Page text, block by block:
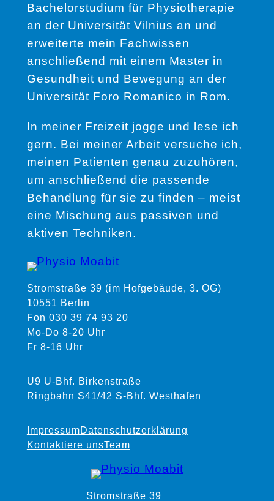
Bachelorstudium für Physiotherapie
an der Universität Vilnius an und
erweiterte mein Fachwissen
anschließend mit einem Master in
Gesundheit und Bewegung an der
Universität Foro Romanico in Rom.
In meiner Freizeit jogge und lese ich
gern. Bei meiner Arbeit versuche ich,
meinen Patienten genau zuzuhören,
um anschließend die passende
Behandlung für sie zu finden – meist
eine Mischung aus passiven und
aktiven Techniken.
Stromstraße 39 (im Hofgebäude, 3. OG)
10551 Berlin
Fon 030 39 74 93 20
Mo-Do 8-20 Uhr
Fr 8-16 Uhr
U9 U-Bhf. Birkenstraße
Ringbahn S41/42 S-Bhf. Westhafen
ImpressumDatenschutzerklärung
Kontaktiere unsTeam
Stromstraße 39